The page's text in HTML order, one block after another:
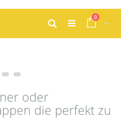
Cart
0Artikel
Suche
oder
die perfekt zu